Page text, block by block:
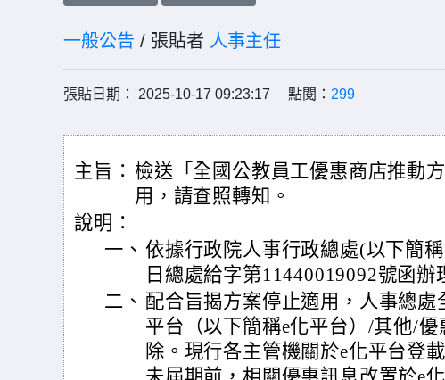
一般公告 / 張貼者 人事主任
張貼日期： 2025-10-17 09:23:17 點閱： 299
主旨： 檢送「全國公教員工優惠商店推動
用，請查照轉知。
說明：
一、 依據行政院人事行政總處(以下簡
日總處給字第11440019092號函辦
二、 配合旨揭方案停止適用，人事總處
平台（以下簡稱e化平台）/其他/優
除。現行各主管機關於e化平台登